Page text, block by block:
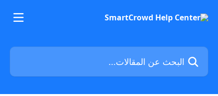
البحث عن المقالات...